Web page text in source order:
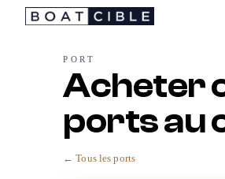
Passer
PORT
Acheter
ports au
← Tous les ports